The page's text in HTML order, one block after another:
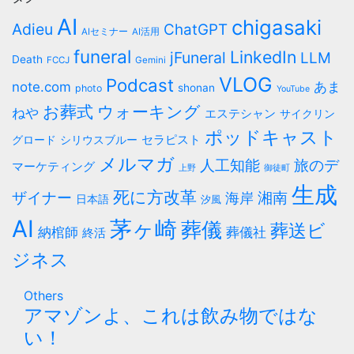
リ
ー
Adieu AI AIセミナー AI活用 ChatGPT chigasaki
Death FCCJ funeral Gemini jFuneral LinkedIn LLM
note.com photo Podcast shonan VLOG YouTube あま
ねや お葬式 ウォーキング エステシャン サイクリン
グロード シリウスブルー セラピスト ポッドキャスト
マーケティング メルマガ 上野 人工知能 御徒町 旅のデ
ザイナー 日本語 死に方改革 汐風 海岸 湘南 生成
AI 納棺師 終活 茅ヶ崎葬儀 葬儀社 葬送ビ
ジネス
Others
アマゾンよ、これは飲み物ではな
い！